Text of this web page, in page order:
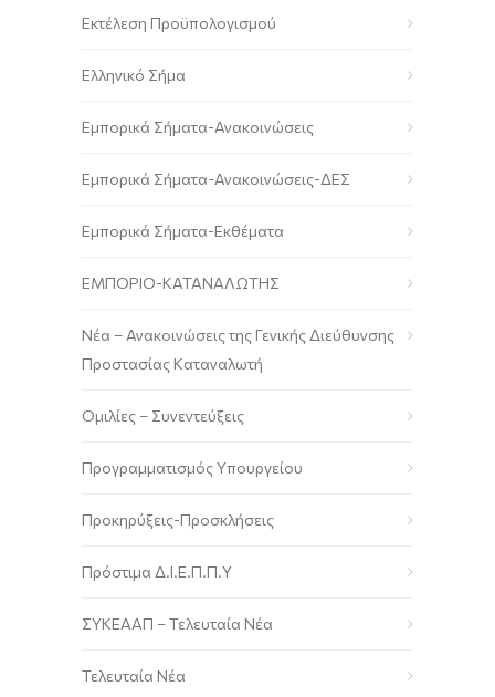
Εκτέλεση Προϋπολογισμού
Ελληνικό Σήμα
Εμπορικά Σήματα-Ανακοινώσεις
Εμπορικά Σήματα-Ανακοινώσεις-ΔΕΣ
Εμπορικά Σήματα-Εκθέματα
ΕΜΠΟΡΙΟ-ΚΑΤΑΝΑΛΩΤΗΣ
Νέα – Ανακοινώσεις της Γενικής Διεύθυνσης
Προστασίας Καταναλωτή
Ομιλίες – Συνεντεύξεις
Προγραμματισμός Υπουργείου
Προκηρύξεις-Προσκλήσεις
Πρόστιμα Δ.Ι.Ε.Π.Π.Υ
ΣΥΚΕΑΑΠ – Τελευταία Νέα
Τελευταία Νέα